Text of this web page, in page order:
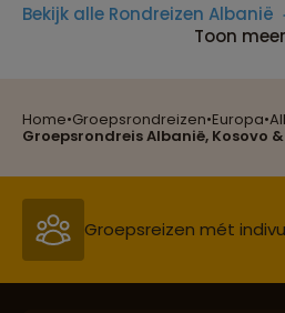
Home•Groepsrondreizen•Europa•
Groepsrondreis Albanië, Kosovo
Bekijk alle Rondreizen Albanië
Toon meer
Reizen met oog voor
Groepsreizen mét